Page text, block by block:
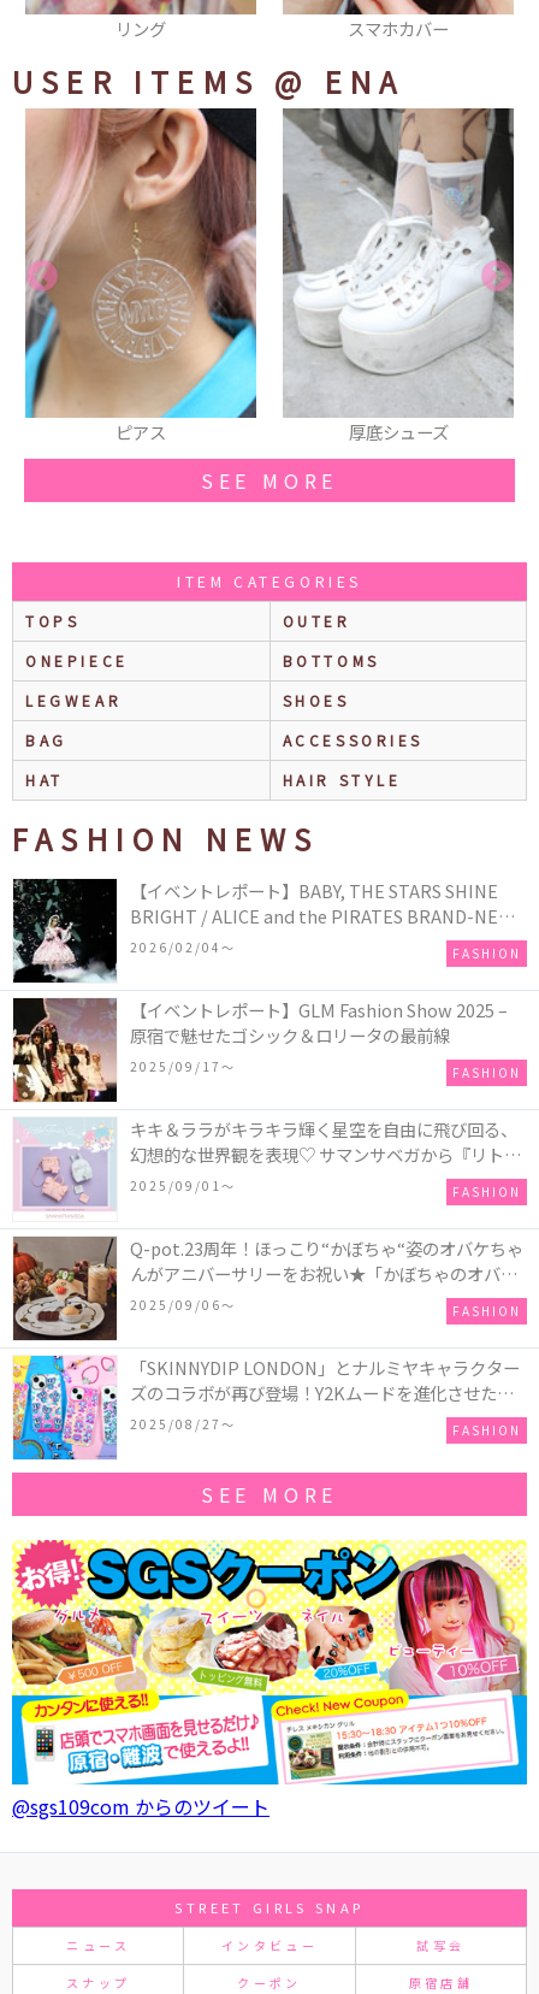
スマホカバー ワンピース
USER ITEMS @ ENA
厚底シューズ ロンT
SEE MORE
ITEM CATEGORIES
TOPS
OUTER
ONEPIECE
BOTTOMS
LEGWEAR
SHOES
BAG
ACCESSORIES
HAT
HAIR STYLE
FASHION NEWS
【イベントレポート】BABY, THE STARS SHINE
BRIGHT / ALICE and the PIRATES BRAND-NEW
COLLECTION in TOKYO
2026/02/04〜 FASHION
【イベントレポート】GLM Fashion Show 2025 –
原宿で魅せたゴシック＆ロリータの最前線
2025/09/17〜 FASHION
キキ＆ララがキラキラ輝く星空を自由に飛び回る、
幻想的な世界観を表現♡ サマンサベガから『リトル
ツインスターズ』50周年アニバーサリーイヤー』を
2025/09/01〜 FASHION
Q-pot.23周年！ほっこり“かぼちゃ“姿のオバケちゃ
んがアニバーサリーをお祝い★「かぼちゃのオバケ
ーキアクセサリー」が新発売！Q-pot CAFE.では
「かぼちゃのオバケーキプレート」も登場
2025/09/06〜 FASHION
「SKINNYDIP LONDON」とナルミヤキャラクター
ズのコラボが再び登場！Y2Kムードを進化させた新
作コレクションを発売♪
2025/08/27〜 FASHION
SEE MORE
@sgs109com からのツイート
STREET GIRLS SNAP
ニュース インタビュー 試写会
スナップ クーポン 原宿店舗